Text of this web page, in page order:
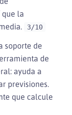
que la
3/10
soporte de
de
ayuda a
previsiones.
que calcule